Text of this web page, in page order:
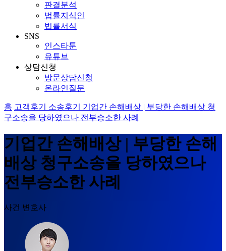
판결분석
법률지식인
법률서식
SNS
인스타툰
유튜브
상담신청
방문상담신청
온라인질문
홈 고객후기 소송후기 기업간 손해배상 | 부당한 손해배상 청
구소송을 당하였으나 전부승소한 사례
기업간 손해배상 | 부당한 손해
배상 청구소송을 당하였으나
전부승소한 사례
사건 변호사